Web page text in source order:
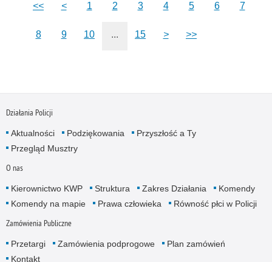
<< < 1 2 3 4 5 6 7
8 9 10 ... 15 > >>
Działania Policji
Aktualności Podziękowania
Przyszłość a Ty
Przegląd Musztry
O nas
Kierownictwo KWP Struktura Zakres Działania
Komendy
Komendy na mapie
Prawa człowieka Równość płci w Policji
Zamówienia Publiczne
Przetargi Zamówienia podprogowe
Plan zamówień
Kontakt